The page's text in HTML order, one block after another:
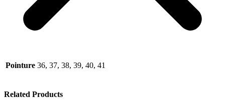
Pointure 36, 37, 38, 39, 40, 41
Related Products